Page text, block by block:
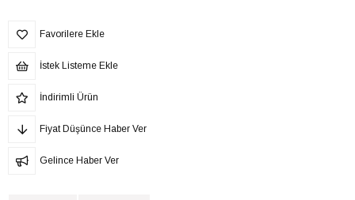
Favorilere Ekle
İstek Listeme Ekle
İndirimli Ürün
Fiyat Düşünce Haber Ver
Gelince Haber Ver